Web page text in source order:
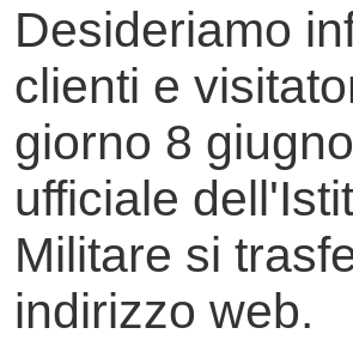
Desideriamo
clienti e
giorno 8
ufficiale
Militare si
indirizzo web.